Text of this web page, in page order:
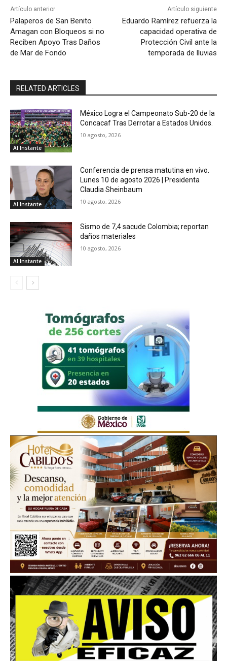
Artículo anterior
Palaperos de San Benito
Amagan con Bloqueos si no
Reciben Apoyo Tras Daños
de Mar de Fondo
Artículo siguiente
Eduardo Ramírez refuerza la
capacidad operativa de
Protección Civil ante la
temporada de lluvias
RELATED ARTICLES
Al Instante
México Logra el Campeonato Sub-20 de la
Concacaf Tras Derrotar a Estados Unidos.
10 agosto, 2026
Al Instante
Conferencia de prensa matutina en vivo.
Lunes 10 de agosto 2026 | Presidenta
Claudia Sheinbaum
10 agosto, 2026
Al Instante
Sismo de 7,4 sacude Colombia; reportan
daños materiales
10 agosto, 2026